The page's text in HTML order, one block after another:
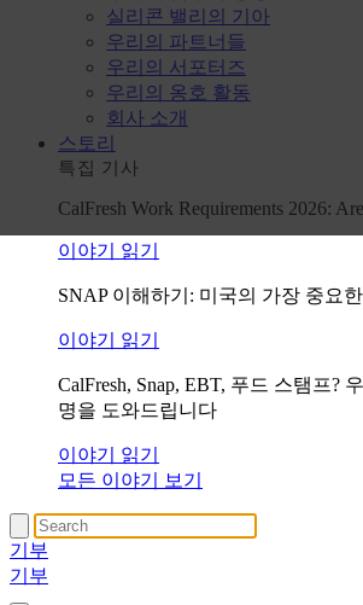
실리콘 밸리의 기아
우리의 파트너들
우리의 서포터즈
우리의 옹호 활동
회사 소개
스토리
특집 기사
CalFresh Work Requirements 2026:
이야기 읽기
SNAP 이해하기: 미국의 가장 중요
이야기 읽기
CalFresh, Snap, EBT, 푸드 스탬프?
명을 도와드립니다
이야기 읽기
모든 이야기 보기
기부
기부